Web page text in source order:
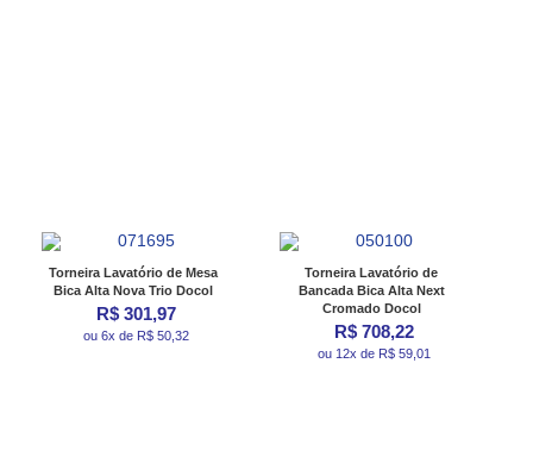
Torneira Lavatório de Mesa
Bica Alta Nova Trio Docol
R$ 301,97
ou 6x de R$ 50,32
Torneira Lavatório de
Bancada Bica Alta Next
Cromado Docol
R$ 708,22
ou 12x de R$ 59,01